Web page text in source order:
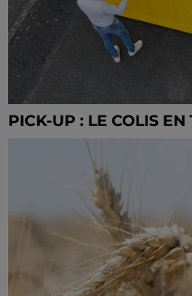
PICK-UP : LE COLIS